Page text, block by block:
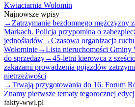
Kwiaciarnia Wołomin
Najnowsze wpisy
→ Zatrzymanie bezdomnego mężczyzny
Markach. Policja przypomina o
jednośladów→Czasowa organizacja
Wołominie→Lista nieruchomości Gminy
do sprzedaży→45-letni kierowca z
zakazami prowadzenia pojazdów
nietrzeźwości
→Trwają przygotowania do 16. Forum
Znamy pierwsze tematy tegorocznej
fakty-wwl.pl